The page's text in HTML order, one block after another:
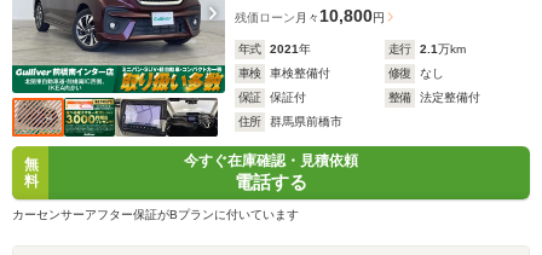
残価ローン 月々 10,800円
年式 2021年 走行 2.1万km
車検
車検整備付 修復
なし
保証
保証付 整備
法定整備付
住所
群馬県前橋市
無
料
今すぐ在庫確認・見積依頼
電話する
カーセンサーアフター保証がBプランに付いています